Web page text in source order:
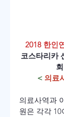
2018 한인
코스타리카
< 의료
의료사역과
원은 각각